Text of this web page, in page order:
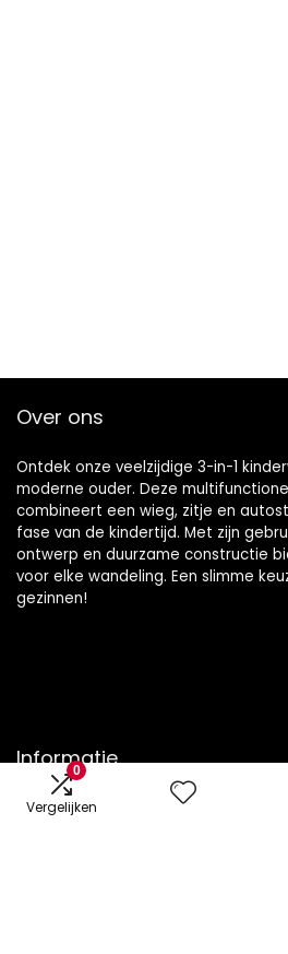
0
Vergelijken
Over ons
Ontdek onze veelzijdige 3-in-1
moderne ouder. Deze
combineert een wieg, zitje en
fase van de kindertijd. Met zijn
ontwerp en duurzame constructie
voor elke wandeling. Een slimme
gezinnen!
Informatie
Contact